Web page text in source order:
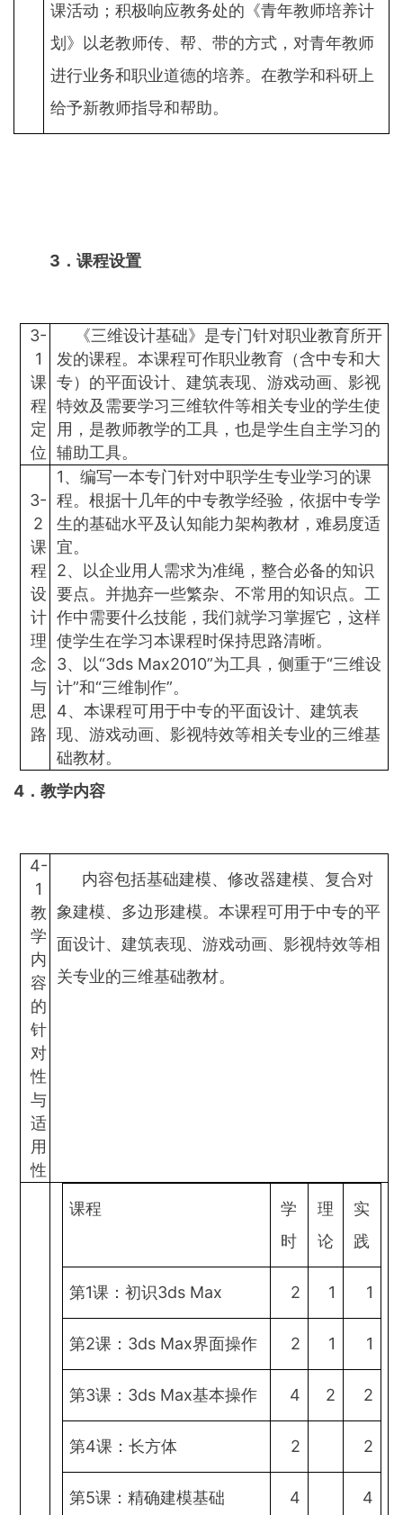
课活动；积极响应教务处的《青年教师培养计
划》以老教师传、帮、带的方式，对青年教师
进行业务和职业道德的培养。在教学和科研上
给予新教师指导和帮助。
3 ．课程设置
3-
1
课
程
定
位
《三维设计基础》是专门针对职业教育所开
发的课程。本课程可作职业教育（含中专和大
专）的平面设计、建筑表现、游戏动画、影视
特效及需要学习三维软件等相关专业的学生使
用，是教师教学的工具，也是学生自主学习的
辅助工具。
3-
2
课
程
设
计
理
念
与
思
路
1、编写一本专门针对中职学生专业学习的课
程。根据十几年的中专教学经验，依据中专学
生的基础水平及认知能力架构教材，难易度适
宜。
2、以企业用人需求为准绳，整合必备的知识
要点。并抛弃一些繁杂、不常用的知识点。工
作中需要什么技能，我们就学习掌握它，这样
使学生在学习本课程时保持思路清晰。
3、以“3ds Max2010”为工具，侧重于“三维设
计”和“三维制作”。
4、本课程可用于中专的平面设计、建筑表
现、游戏动画、影视特效等相关专业的三维基
础教材。
4 ．教学内容
4-
1
教
学
内
容
的
针
对
性
与
适
用
性
内容包括基础建模、修改器建模、复合对
象建模、多边形建模。本课程可用于中专的平
面设计、建筑表现、游戏动画、影视特效等相
关专业的三维基础教材。
课程
学
时
理
论
实
践
第1课：初识3ds Max 2 1 1
第2课：3ds Max界面操作 2 1 1
第3课：3ds Max基本操作 4 2 2
第4课：长方体 2 2
第5课：精确建模基础 4 4